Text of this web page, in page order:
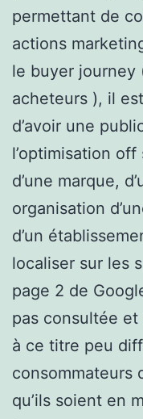
permettant de
actions
le buyer journey
acheteurs ), il
d’avoir une
l’optimisation
d’une marque,
organisation
d’un
localiser sur les
page 2 de
pas consultée
à ce titre peu
consommateurs
qu’ils soient en